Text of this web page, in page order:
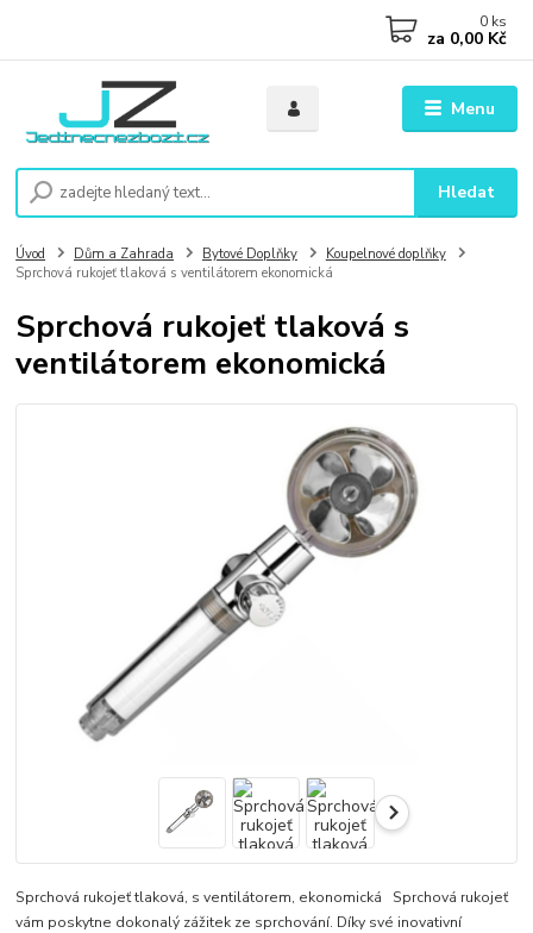
Menu
Hledat
0 ks
za 0,00 Kč
Úvod Dům a Zahrada Bytové Doplňky
Koupelnové doplňky
Sprchová rukojeť tlaková s ventilátorem ekonomická
Sprchová rukojeť tlaková s
ventilátorem ekonomická
Sprchová rukojeť tlaková, s ventilátorem, ekonomická Sprchová rukojeť
vám poskytne dokonalý zážitek ze sprchování. Díky své inovativní